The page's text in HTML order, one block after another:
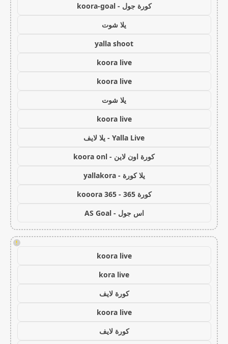
كورة جول - koora-goal
يلا شوت
yalla shoot
koora live
koora live
يلا شوت
koora live
Yalla Live - يلا لايف
كورة اون لاين - koora onl
يلا كورة - yallakora
كورة 365 - kooora 365
اس جول - AS Goal
!
koora live
kora live
كورة لايف
koora live
كورة لايف